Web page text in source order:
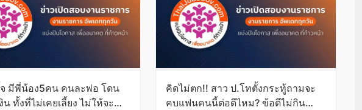
มีพี่น้อง5คน คนละพ่อ โดน
น ทั้งที่ไม่เคยเลี้ยง ไม่ให้จะ
คิดไม่ตก!! สาว ป.โทตั้งกระทู้ถามจะ
คบแฟนคนนี้ต่อดีไหม? ข้อดีไม่กิน